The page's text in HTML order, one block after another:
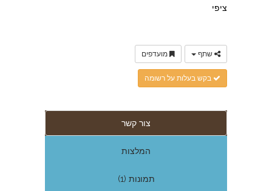
ציפי
שתף מועדפים
בקש בעלות על רשומה
צור קשר
המלצות
תמונות (1)